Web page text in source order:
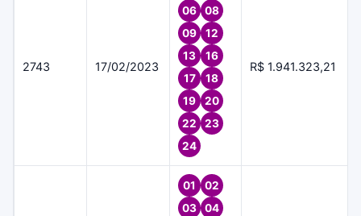
2743 17/02/2023
06
08
09
12
13
16
17
18
19
20
22
23
24
R$ 1.941.323,21
01
02
03
04